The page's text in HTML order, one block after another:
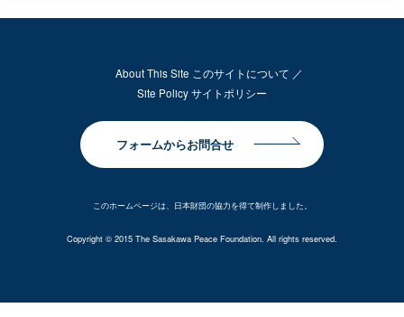
About This Site このサイトについて
Site Policy サイトポリシー
フォームからお問合せ
このホームページは、日本財団の協力を得て制作しました。
Copyright © 2015 The Sasakawa Peace Foundation. All rights reserved.